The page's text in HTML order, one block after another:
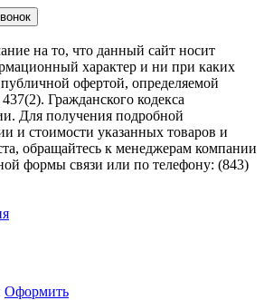
на то, что данный сайт носит
характер и ни при каких
публичной офертой, определяемой
Гражданского кодекса
Для получения подробной
и стоимости указанных товаров и
обращайтесь к менеджерам компании
формы связи или по телефону: (843)
Оформить